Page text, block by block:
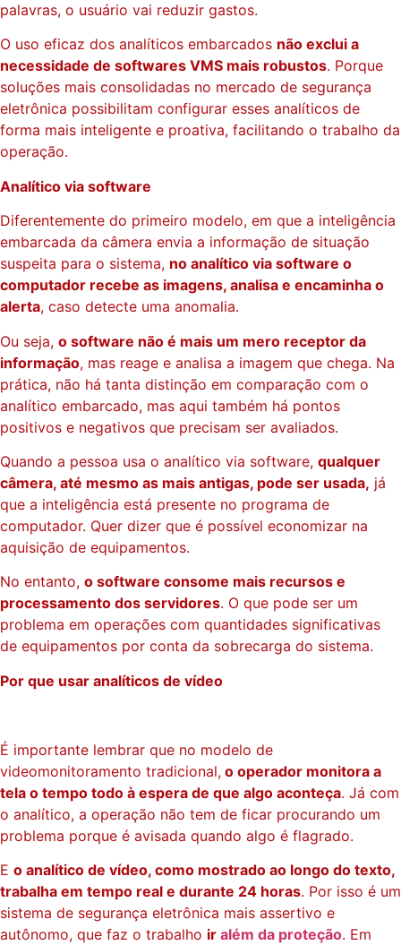
palavras, o usuário vai reduzir gastos.
O uso eficaz dos analíticos embarcados não exclui a
necessidade de softwares VMS mais robustos. Porque
soluções mais consolidadas no mercado de segurança
eletrônica possibilitam configurar esses analíticos de
forma mais inteligente e proativa, facilitando o trabalho da
operação.
Analítico via software
Diferentemente do primeiro modelo, em que a inteligência
embarcada da câmera envia a informação de situação
suspeita para o sistema, no analítico via software o
computador recebe as imagens, analisa e encaminha o
alerta, caso detecte uma anomalia.
Ou seja, o software não é mais um mero receptor da
informação, mas reage e analisa a imagem que chega. Na
prática, não há tanta distinção em comparação com o
analítico embarcado, mas aqui também há pontos
positivos e negativos que precisam ser avaliados.
Quando a pessoa usa o analítico via software, qualquer
câmera, até mesmo as mais antigas, pode ser usada, já
que a inteligência está presente no programa de
computador. Quer dizer que é possível economizar na
aquisição de equipamentos.
No entanto, o software consome mais recursos e
processamento dos servidores. O que pode ser um
problema em operações com quantidades significativas
de equipamentos por conta da sobrecarga do sistema.
Por que usar analíticos de vídeo
É importante lembrar que no modelo de
videomonitoramento tradicional, o operador monitora a
tela o tempo todo à espera de que algo aconteça. Já com
o analítico, a operação não tem de ficar procurando um
problema porque é avisada quando algo é flagrado.
E o analítico de vídeo, como mostrado ao longo do texto,
trabalha em tempo real e durante 24 horas. Por isso é um
sistema de segurança eletrônica mais assertivo e
autônomo, que faz o trabalho ir além da proteção. Em